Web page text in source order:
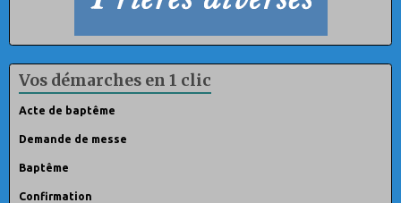
Vos démarches en 1 clic
Acte de baptême
Demande de messe
Baptême
Confirmation